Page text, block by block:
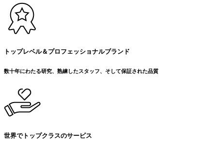
トップレベル＆プロフェッショナルブランド
数十年にわたる研究、熟練したスタッフ、そして保証された品質
世界でトップクラスのサービス